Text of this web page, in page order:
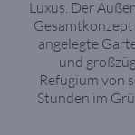
Luxus. Der
angelegte
und
Refugium von
Stunden im